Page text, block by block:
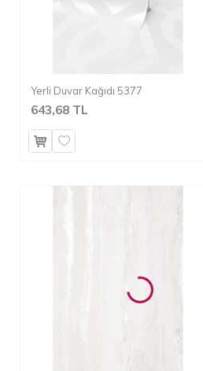
Yerli Duvar Kağıdı 5377
643,68 TL